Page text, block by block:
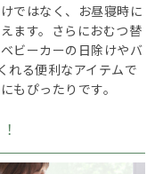
ではなく、お昼寝時に
ます。さらにおむつ替
ビーカーの日除けやバ
れる便利なアイテムで
もぴったりです。